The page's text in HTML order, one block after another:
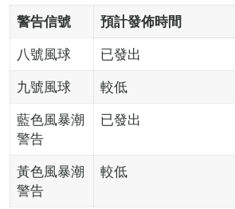
警告信號
預計發佈時間
八號風球
已發出
九號風球
較低
藍色風暴潮
警告
已發出
黃色風暴潮
警告
較低